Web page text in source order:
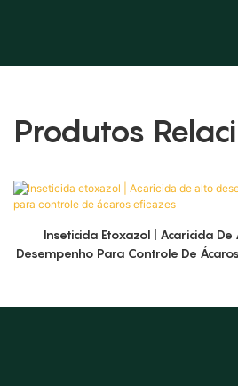
Produtos
Inseticida Etoxazol | Acaricida De
Desempenho Para Controle De